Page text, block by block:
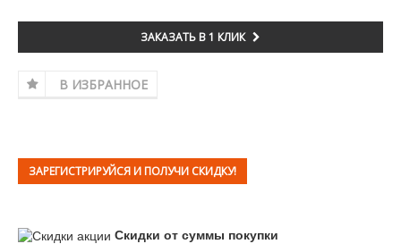
ЗАКАЗАТЬ В 1 КЛИК
В ИЗБРАННОЕ
ЗАРЕГИСТРИРУЙСЯ И ПОЛУЧИ СКИДКУ!
Скидки от суммы покупки